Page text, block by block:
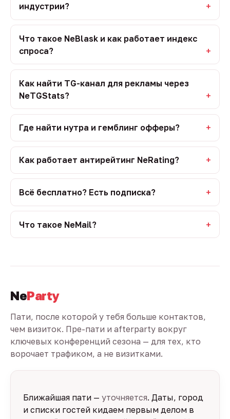
индустрии?
Что такое NeBlask и как работает индекс
спроса?
Как найти TG-канал для рекламы через
NeTGStats?
Где найти нутра и гемблинг офферы?
Как работает антирейтинг NeRating?
Всё бесплатно? Есть подписка?
Что такое NeMail?
NeParty
Пати, после которой у тебя больше контактов,
чем визиток. Пре-пати и afterparty вокруг
ключевых конференций сезона — для тех, кто
ворочает трафиком, а не визитками.
Ближайшая пати — уточняется. Даты, город
и списки гостей кидаем первым делом в